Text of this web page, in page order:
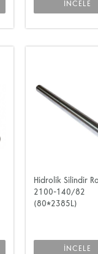
İNCELE
Hidrolik Silindir
2100-140/82
(80*2385L)
İNCELE